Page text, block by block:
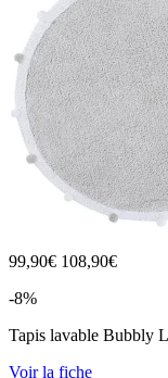
99,90€ 108,90€
-8%
Tapis lavable Bubbly
Voir la fiche